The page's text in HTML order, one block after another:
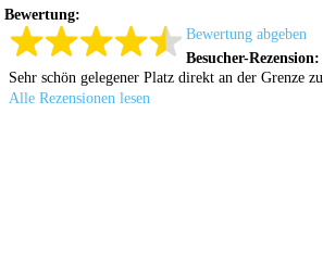
Bewertung:
Bewertung abgeben
Besucher-Rezension:
Sehr schön gelegener Platz direkt an der
Alle Rezensionen lesen